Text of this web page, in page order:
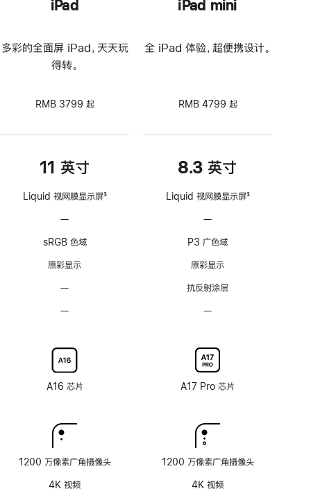
iPad
多彩的全面屏 iPad，天天玩
得转。
RMB 3799 起
11 英寸
Liquid 视网膜显示屏3
—
持
ProMotion
率
技
sRGB 色域
原彩显示
—
涂
层
—
配
纳
米
玻
面
A16 芯片
1200 万像素广角摄像头
4K 视频
iPad mini
全 iPad 体验，超便携设计。
RMB 4799 起
8.3 英寸
Liquid 视网膜显示屏3
—
持
ProMotion
适
率
技
P3 广色域
原彩显示
抗反射涂层
—
配
纳
米
玻
面
A17 Pro 芯片
1200 万像素广角摄像头
4K 视频